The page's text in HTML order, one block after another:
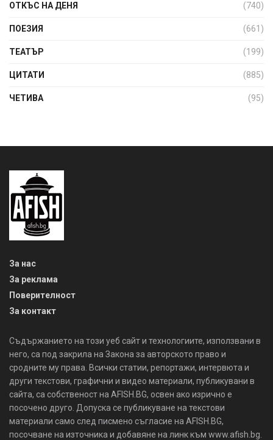
ОТКЪС НА ДЕНЯ (740)
ПОЕЗИЯ (661)
ТЕАТЪР (199)
ЦИТАТИ (885)
ЧЕТИВА (95)
За нас
За реклама
Поверителност
За контакт
Съдържанието на този уеб сайт и технологиите, използвани в
него, са под закрила на Закона за авторското право и
сродните му права. Всички статии, репортажи, интервюта и
други текстови, графични и видео материали, публикувани в
сайта, са собственост на AFISH.BG, освен ако изрично е
посочено друго. Допуска се публикуване на текстови
материали само след писмено съгласие на AFISH.BG,
посочване на източника и добавяне на линк към www.afish.bg.